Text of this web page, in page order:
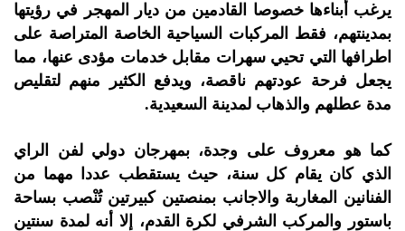
يرغب أبناءها خصوصا القادمين من ديار المهجر في رؤيتها
بمدينتهم، فقط المركبات السياحية الخاصة المتراصة على
اطرافها التي تحيي سهرات مقابل خدمات مؤدى عنها، مما
يجعل فرحة عودتهم ناقصة، ويدفع الكثير منهم لتقليص
مدة عطلهم والذهاب لمدينة السعيدية.
كما هو معروف على وجدة، بمهرجان دولي لفن الراي
الذي كان يقام كل سنة، حيث يستقطب عددا مهما من
الفنانين المغاربة والاجانب بمنصتين كبيرتين تُنْصب بساحة
باستور والمركب الشرفي لكرة القدم، إلا أنه لمدة سنتين